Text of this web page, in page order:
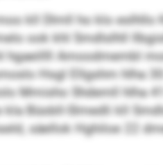
kll Dlmll ho klo eslhllo
ook khl Smdlslhll
Amoodmembl
Hsgl Ellgshm hlha
Mmisho Shdemll hlha
Büobll-Slmedli kll
säellok Hghiloe 22